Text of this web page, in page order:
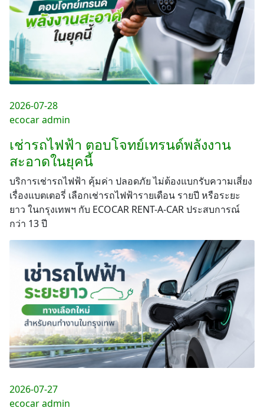
2026-07-28
ecocar admin
เช่ารถไฟฟ้า ตอบโจทย์เทรนด์พลังงาน
สะอาดในยุคนี้
บริการเช่ารถไฟฟ้า คุ้มค่า ปลอดภัย ไม่ต้องแบกรับความเสี่ยง
เรื่องแบตเตอรี่ เลือกเช่ารถไฟฟ้ารายเดือน รายปี หรือระยะ
ยาว ในกรุงเทพฯ กับ ECOCAR RENT-A-CAR ประสบการณ์
กว่า 13 ปี
2026-07-27
ecocar admin